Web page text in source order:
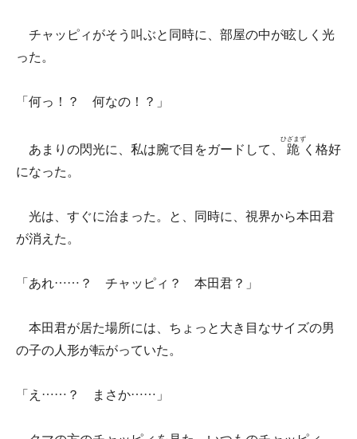
チャッピィがそう叫ぶと同時に、部屋の中が眩しく光
った。
「何っ！？ 何なの！？」
あまりの閃光に、私は腕で目をガードして、 跪
ひざまず
く格好
になった。
光は、すぐに治まった。と、同時に、視界から本田君
が消えた。
「あれ……？ チャッピィ？ 本田君？」
本田君が居た場所には、ちょっと大き目なサイズの男
の子の人形が転がっていた。
「え……？ まさか……」